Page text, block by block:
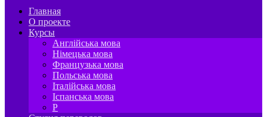
Главная
О проекте
Курсы
Англійська мова
Німецька мова
Французька мова
Польська мова
Італійська мова
Іспанська мова
P